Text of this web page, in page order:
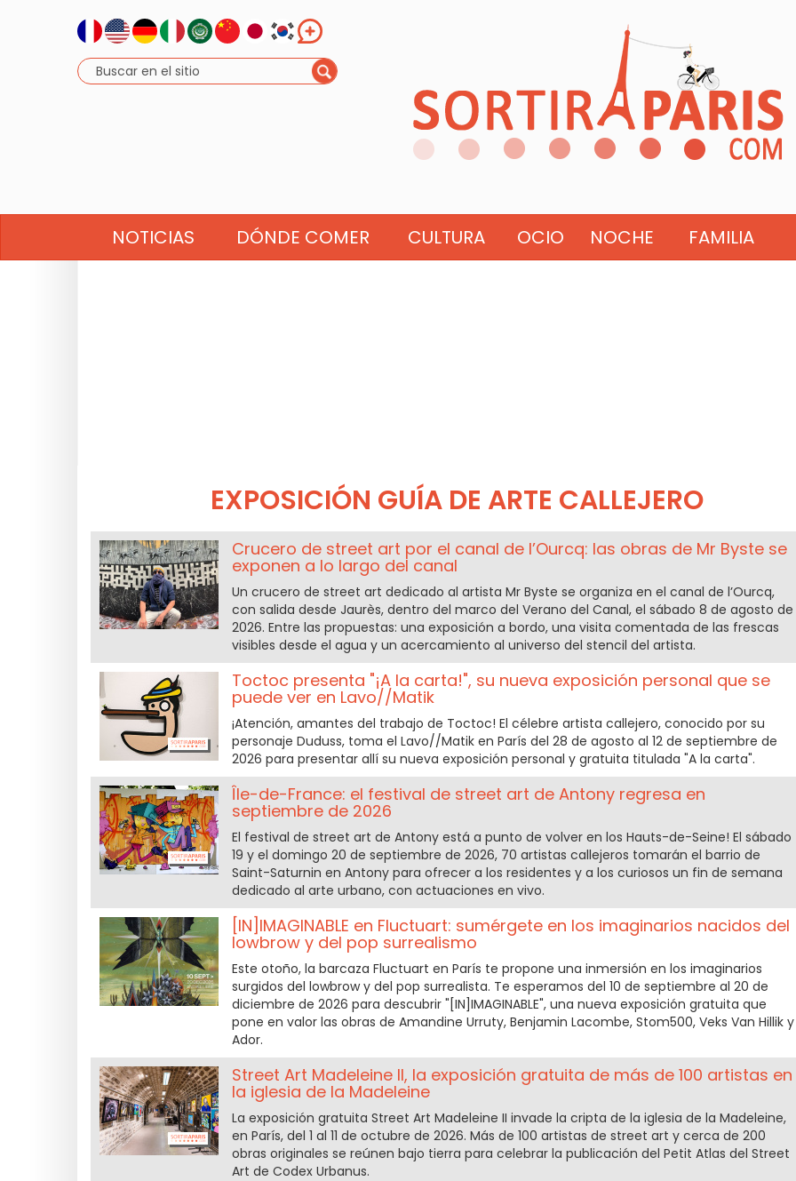
NOTICIAS DÓNDE COMER CULTURA OCIO NOCHE FAMILIA
EXPOSICIÓN GUÍA DE ARTE CALLEJERO
Crucero de street art por el canal de l’Ourcq: las obras de Mr Byste se
exponen a lo largo del canal
Un crucero de street art dedicado al artista Mr Byste se organiza en el canal de l’Ourcq,
con salida desde Jaurès, dentro del marco del Verano del Canal, el sábado 8 de agosto de
2026. Entre las propuestas: una exposición a bordo, una visita comentada de las frescas
visibles desde el agua y un acercamiento al universo del stencil del artista.
Toctoc presenta "¡A la carta!", su nueva exposición personal que se
puede ver en Lavo//Matik
¡Atención, amantes del trabajo de Toctoc! El célebre artista callejero, conocido por su
personaje Duduss, toma el Lavo//Matik en París del 28 de agosto al 12 de septiembre de
2026 para presentar allí su nueva exposición personal y gratuita titulada "A la carta".
Île-de-France: el festival de street art de Antony regresa en
septiembre de 2026
El festival de street art de Antony está a punto de volver en los Hauts-de-Seine! El sábado
19 y el domingo 20 de septiembre de 2026, 70 artistas callejeros tomarán el barrio de
Saint-Saturnin en Antony para ofrecer a los residentes y a los curiosos un fin de semana
dedicado al arte urbano, con actuaciones en vivo.
[IN]IMAGINABLE en Fluctuart: sumérgete en los imaginarios nacidos del
lowbrow y del pop surrealismo
Este otoño, la barcaza Fluctuart en París te propone una inmersión en los imaginarios
surgidos del lowbrow y del pop surrealista. Te esperamos del 10 de septiembre al 20 de
diciembre de 2026 para descubrir "[IN]IMAGINABLE", una nueva exposición gratuita que
pone en valor las obras de Amandine Urruty, Benjamin Lacombe, Stom500, Veks Van Hillik y
Ador.
Street Art Madeleine II, la exposición gratuita de más de 100 artistas en
la iglesia de la Madeleine
La exposición gratuita Street Art Madeleine II invade la cripta de la iglesia de la Madeleine,
en París, del 1 al 11 de octubre de 2026. Más de 100 artistas de street art y cerca de 200
obras originales se reúnen bajo tierra para celebrar la publicación del Petit Atlas del Street
Art de Codex Urbanus.